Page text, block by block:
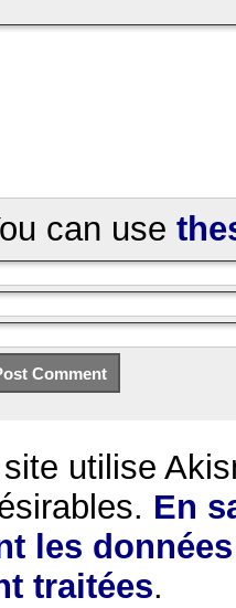
can use
utilise
En
les
traitées.